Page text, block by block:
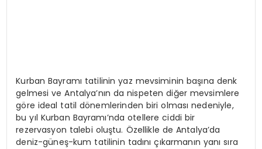
Kurban Bayramı tatilinin yaz mevsiminin başına denk
gelmesi ve Antalya’nın da nispeten diğer mevsimlere
göre ideal tatil dönemlerinden biri olması nedeniyle,
bu yıl Kurban Bayramı’nda otellere ciddi bir
rezervasyon talebi oluştu. Özellikle de Antalya’da
deniz-güneş-kum tatilinin tadını çıkarmanın yanı sıra